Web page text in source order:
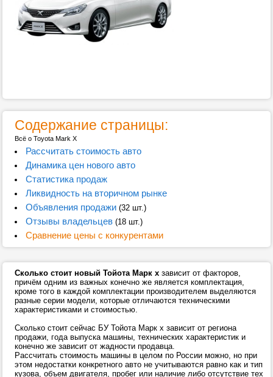
Содержание страницы:
Всё о Toyota Mark X
Рассчитать стоимость авто
Динамика цен нового авто
Статистика продаж
Ликвидность на вторичном рынке
Объявления продажи(32 шт.)
Отзывы владельцев(18 шт.)
Сравнение цены с конкурентами
Сколько стоит новый Тойота Марк х зависит от факторов,
причём одним из важных конечно же является комплектация,
кроме того в каждой комплектации производителем выделяются
разные серии модели, которые отличаются техническими
характеристиками и стоимостью.
Сколько стоит сейчас БУ Тойота Марк х зависит от региона
продажи, года выпуска машины, технических характеристик и
конечно же зависит от жадности продавца.
Рассчитать стоимость машины в целом по России можно, но при
этом недостатки конкретного авто не учитываются равно как и тип
кузова, объем двигателя, пробег или наличие либо отсутствие тех